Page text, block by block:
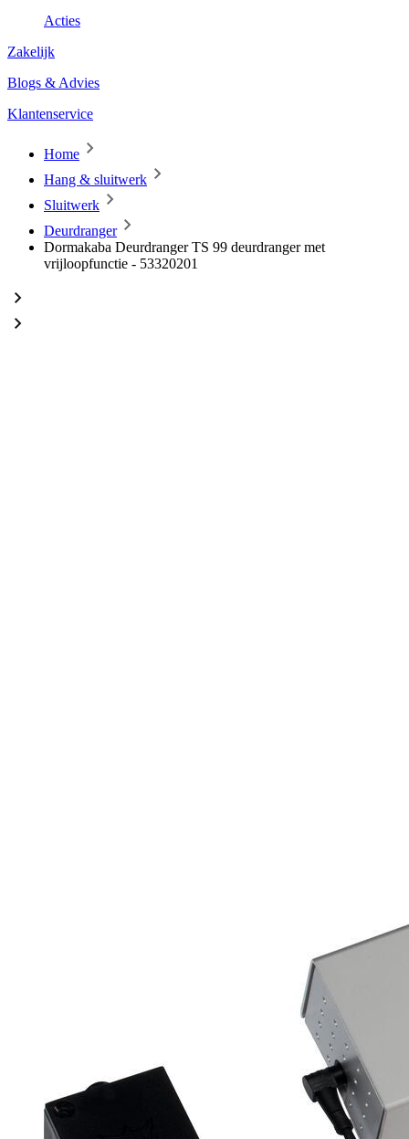
Acties
Zakelijk
Blogs & Advies
Klantenservice
Home
Hang & sluitwerk
Sluitwerk
Deurdranger
Dormakaba Deurdranger TS 99 deurdranger met
vrijloopfunctie - 53320201